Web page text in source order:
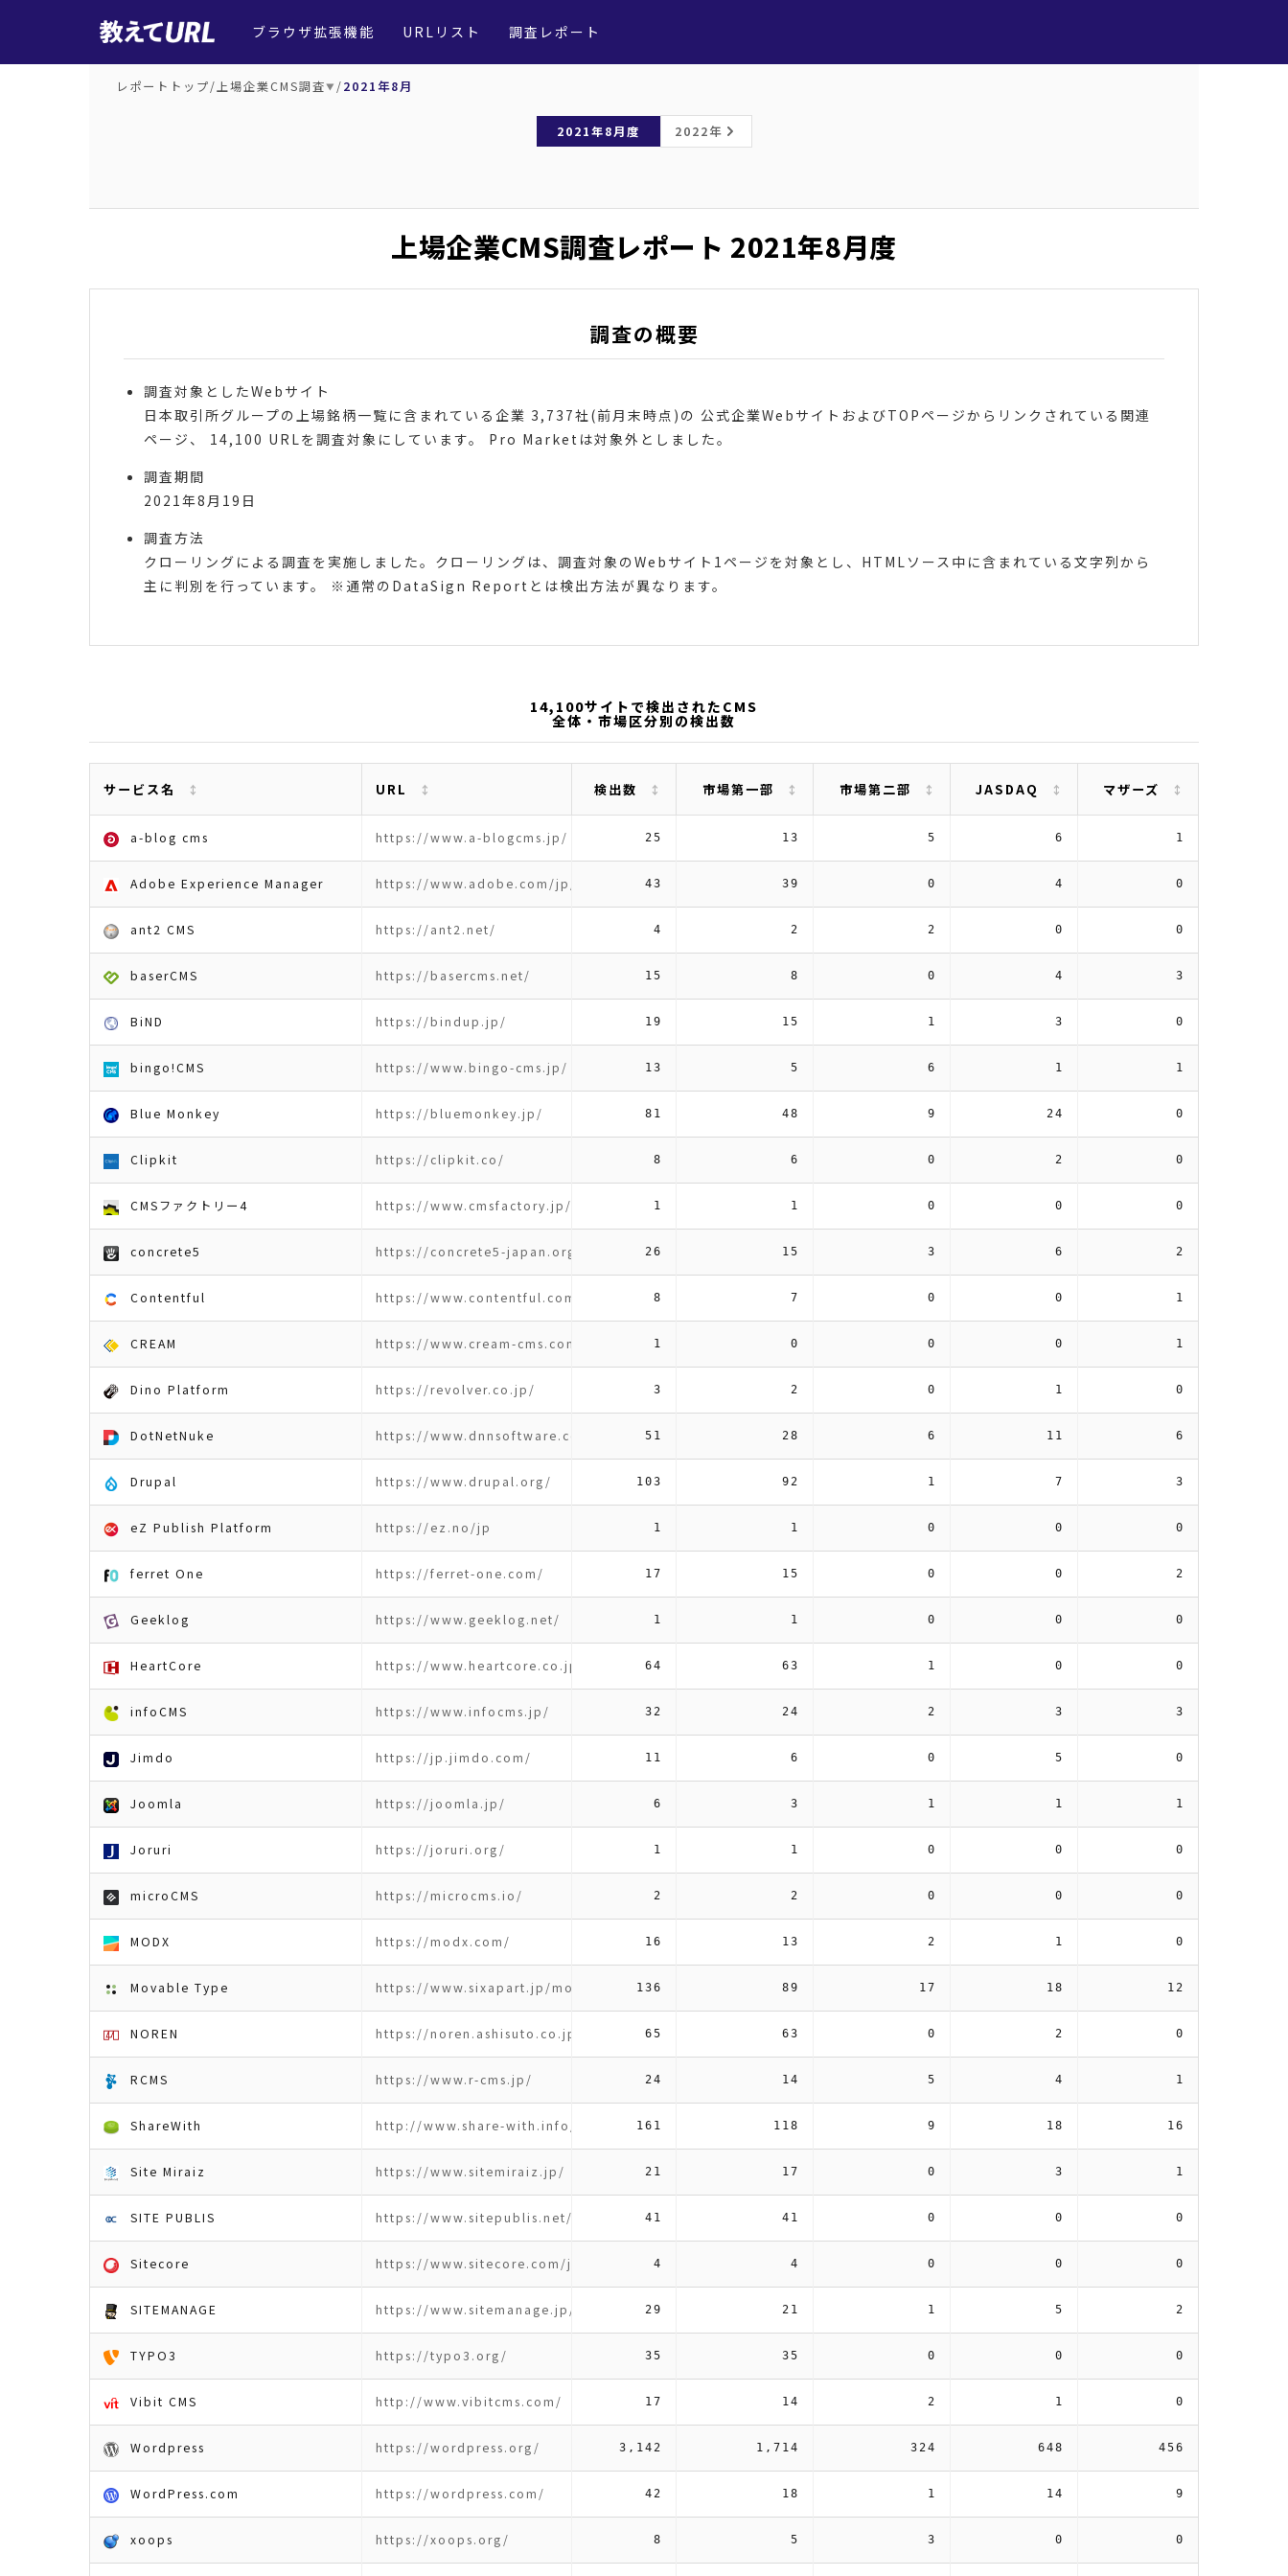
ブラウザ拡張機能 URLリスト 調査レポート
レポートトップ/上場企業CMS調査▼ /2021年8月
2021年8月度 2022年
上場企業CMS調査レポート 2021年8月度
調査の概要
調査対象としたWebサイト
日本取引所グループの上場銘柄一覧に含まれている企業 3,737社(前月末時点)の 公式企業WebサイトおよびTOPページからリンクされている関連
ページ、 14,100 URLを調査対象にしています。 Pro Marketは対象外としました。
調査期間
2021年8月19日
調査方法
クローリングによる調査を実施しました。クローリングは、調査対象のWebサイト1ページを対象とし、HTMLソース中に含まれている文字列から
主に判別を行っています。 ※通常のDataSign Reportとは検出方法が異なります。
14,100サイトで検出されたCMS
全体・市場区分別の検出数
サービス名 URL 検出数 市場第一部 市場第二部 JASDAQ マザーズ
a-blog cms https://www.a-blogcms.jp/ 25 13 5 6 1
Adobe Experience Manager https://www.adobe.com/jp/marketing/experience-manager.html
43 39 0 4 0
ant2 CMS https://ant2.net/ 4 2 2 0 0
baserCMS https://basercms.net/ 15 8 0 4 3
BiND https://bindup.jp/ 19 15 1 3 0
bingo!CMS https://www.bingo-cms.jp/ 13 5 6 1 1
Blue Monkey https://bluemonkey.jp/ 81 48 9 24 0
Clipkit https://clipkit.co/ 8 6 0 2 0
CMSファクトリー4 https://www.cmsfactory.jp/ 1 1 0 0 0
concrete5 https://concrete5-japan.org/ 26 15 3 6 2
Contentful https://www.contentful.com/ 8 7 0 0 1
CREAM https://www.cream-cms.com/ 1 0 0 0 1
Dino Platform https://revolver.co.jp/ 3 2 0 1 0
DotNetNuke https://www.dnnsoftware.com/ 51 28 6 11 6
Drupal https://www.drupal.org/ 103 92 1 7 3
eZ Publish Platform https://ez.no/jp 1 1 0 0 0
ferret One https://ferret-one.com/ 17 15 0 0 2
Geeklog https://www.geeklog.net/ 1 1 0 0 0
HeartCore https://www.heartcore.co.jp/ 64 63 1 0 0
infoCMS https://www.infocms.jp/ 32 24 2 3 3
Jimdo https://jp.jimdo.com/ 11 6 0 5 0
Joomla https://joomla.jp/ 6 3 1 1 1
Joruri https://joruri.org/ 1 1 0 0 0
microCMS https://microcms.io/ 2 2 0 0 0
MODX https://modx.com/ 16 13 2 1 0
Movable Type https://www.sixapart.jp/movabletype/
136 89 17 18 12
NOREN https://noren.ashisuto.co.jp/ 65 63 0 2 0
RCMS https://www.r-cms.jp/ 24 14 5 4 1
ShareWith http://www.share-with.info/jp/ 161 118 9 18 16
Site Miraiz https://www.sitemiraiz.jp/ 21 17 0 3 1
SITE PUBLIS https://www.sitepublis.net/ 41 41 0 0 0
Sitecore https://www.sitecore.com/ja-jp 4 4 0 0 0
SITEMANAGE https://www.sitemanage.jp/ 29 21 1 5 2
TYPO3 https://typo3.org/ 35 35 0 0 0
Vibit CMS http://www.vibitcms.com/ 17 14 2 1 0
Wordpress https://wordpress.org/ 3,142 1,714 324 648 456
WordPress.com https://wordpress.com/ 42 18 1 14 9
xoops https://xoops.org/ 8 5 3 0 0